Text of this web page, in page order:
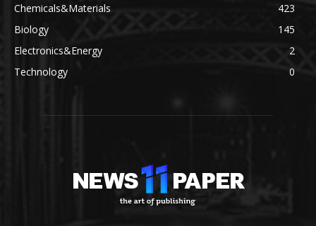
Chemicals&Materials
423
Biology
145
Electronics&Energy
2
Technology
0